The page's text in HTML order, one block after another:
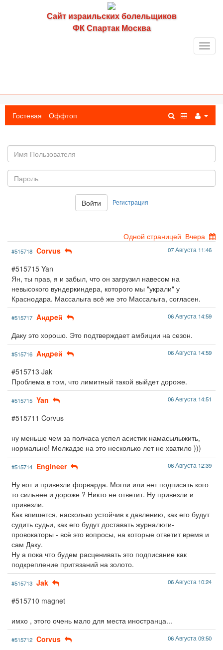
Сайт израильских болельщиков
ФК Спартак Москва
Гостевая Оффтоп
пользователя
Войти Регистрация
Одной страницей Вчера
#515718 Corvus 07 Августа 11:46
#515715 Yan
Ян, ты прав, я и забыл, что он загрузил навесом на
невысокого вундеркиндера, которого мы "украли" у
Краснодара. Массалыга всё же это Массалыга, согласен.
#515717 Aндpeй 06 Августа 14:59
Даку это хорошо. Это подтверждает амбиции на сезон.
#515716 Aндpeй 06 Августа 14:59
#515713 Jak
Проблема в том, что лимитный такой выйдет дороже.
#515715 Yan 06 Августа 14:51
#515711 Corvus
ну меньше чем за полчаса успел асистик намасылыжить,
нормально! Мелкадзе на это несколько лет не хватило )))
#515714 Engineer 06 Августа 12:39
Ну вот и привезли форварда. Могли или нет подписать кого
то сильнее и дороже ? Никто не ответит. Ну привезли и
привезли.
Как впишется, насколько устойчив к давлению, как его будут
судить судьи, как его будут доставать журналюги-
провокаторы - всё это вопросы, на которые ответит время и
сам Даку.
Ну а пока что будем расценивать это подписание как
подкрепление притязаний на золото.
#515713 Jak 06 Августа 10:24
#515710 magnet
имхо , этого очень мало для места иностранца...
#515712 Corvus 06 Августа 09:50